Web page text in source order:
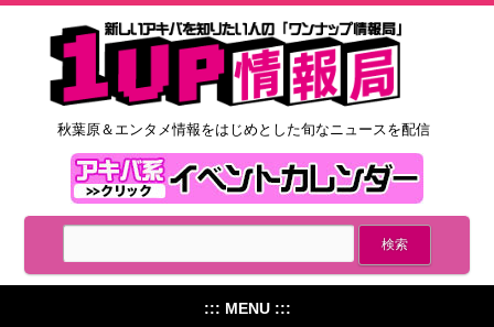
秋葉原＆エンタメ情報をはじめとした旬なニュースを配信
::: MENU :::